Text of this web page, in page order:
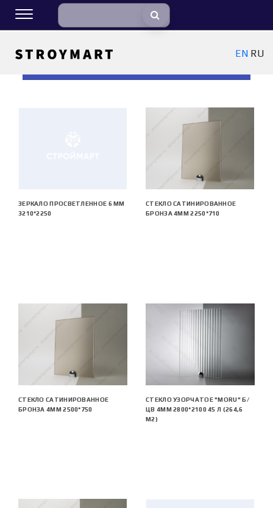
EN RU
ЗЕРКАЛО ПРОСВЕТЛЕННОЕ 6 ММ
3210*2250
СТЕКЛО САТИНИРОВАННОЕ
БРОНЗА 4ММ 2250*710
СТЕКЛО САТИНИРОВАННОЕ
БРОНЗА 4ММ 2500*750
СТЕКЛО УЗОРЧАТОЕ "MORU" Б/
ЦВ 4ММ 2800*2100 45 Л (264,6
М2)